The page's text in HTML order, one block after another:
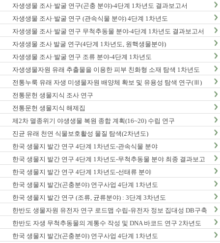
자생생물 조사·발굴 연구(곤충 분야)-4단계 1차년도 결과보고서
자생생물 조사·발굴 연구 (관속식물 분야) 4단계 1차년도
자생생물 조사·발굴 연구 무척추동물 분야-4단계 1차년도 결과보고서
자생생물 조사 발굴 연구(4단계 1차년도, 원핵생물분야)
자생생물 조사·발굴 연구 조류 분야-4단계 1차년도
자생생물자원 유래 추출물을 이용한 피부 친화형 소재 탐색 1차년도
전통누룩 유래 자생 미생물자원 배양체 확보 및 유용성 탐색 연구(Ⅲ)
전통문헌 생물지식 조사 연구
전통문헌 생물지식 해제집
제2차 멸종위기 야생생물 복원 종합 계획(16~20) 수립 연구
진균 유래 천연 식물보호활성 물질 탐색(2차년도)
한국 생물지 발간 연구 4단계 1차년도-관속식물 분야
한국 생물지 발간 연구 4단계 1차년도-무척추동물 분야 최종 결과보고
서
한국 생물지 발간 연구 4단계 1차년도-선태류 분야
한국 생물지 발간(곤충분야) 연구사업 4단계 1차년도
한국 생물지 발간 연구 (조류, 균류분야) : 3단계 3차년도
한반도 생물자원 유전자 연구 로드맵 수립-유전자 정보 집대성 DB구축
(1차년도)
한반도 자생 무척추동물의 계통수 작성 및 DNA 바코드 연구 2차년도
한국 생물지 발간(곤충분야) 연구사업 4단계 1차년도